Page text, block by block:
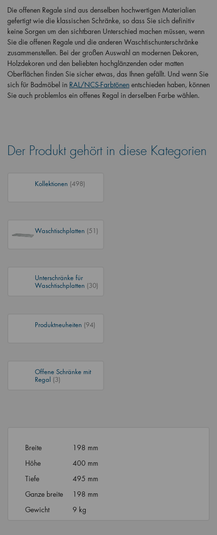
Die offenen Regale sind aus denselben hochwertigen Materialien
gefertigt wie die klassischen Schränke, so dass Sie sich definitiv
keine Sorgen um den sichtbaren Unterschied machen müssen, wenn
Sie die offenen Regale und die anderen Waschtischunterschränke
zusammenstellen. Bei der großen Auswahl an modernen Dekoren,
Holzdekoren und den beliebten hochglänzenden oder matten
Oberflächen finden Sie sicher etwas, das Ihnen gefällt. Und wenn Sie
sich für Badmöbel in RAL/NCS-Farbtönen entschieden haben, können
Sie auch problemlos ein offenes Regal in derselben Farbe wählen.
Der Produkt gehört in diese Kategorien
Kollektionen (498)
Waschtischplatten (51)
Unterschränke für
Waschtischplatten (30)
Produktneuheiten (94)
Offene Schränke mit
Regal (3)
Breite
198 mm
Höhe
400 mm
Tiefe
495 mm
Ganze breite
198 mm
Gewicht
9 kg